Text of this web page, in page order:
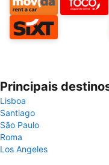
Principais
Lisboa
Santiago
São Paulo
Roma
Los Angeles